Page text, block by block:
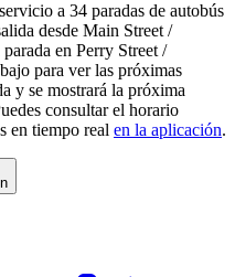
a 34 paradas de autobús
desde Main Street /
en Perry Street /
para ver las próximas
y se mostrará la próxima
consultar el horario
en tiempo real en la aplicación.